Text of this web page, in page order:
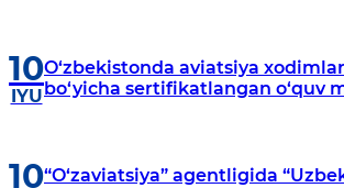
10
IYU
O‘zbekistonda aviatsiya
bo‘yicha sertifikatlangan o‘quv
10“O‘zaviatsiya” agentligida